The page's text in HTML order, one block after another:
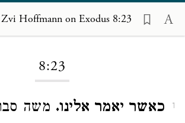
Hoffmann on Exodus 8:23
8:23
1 כאשר יאמר אלינו. משה